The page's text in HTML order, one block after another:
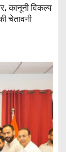
कानूनी विकल्प
चेतावनी